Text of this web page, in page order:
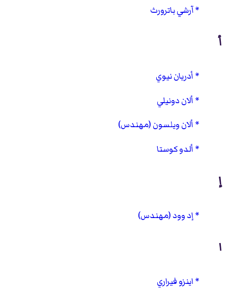
آرشي باترورث
أ
أدريان نيوي
ألان دونيلي
ألان ويلسون (مهندس)
ألدو كوستا
إ
إد وود (مهندس)
ا
اينزو فيراري